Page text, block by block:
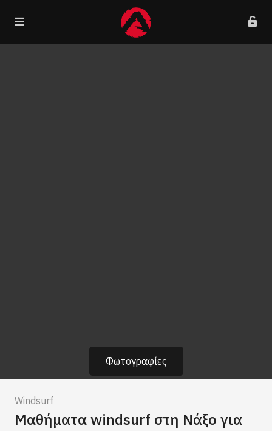
Φωτογραφίες
Windsurf
Μαθήματα windsurf στη Νάξο για